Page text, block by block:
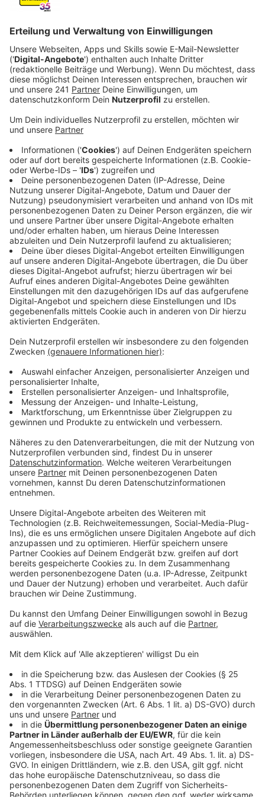
Anzeige
Das Laden von Elektroautos in Deutschland kann eine
Herausforderung sein. Trotz der zunehmenden Anzahl
an Ladestationen gibt es erhebliche Unterschiede bei
den Gebühren, die von 39 Cent bis zu einem Euro pro
Kilowattstunde reichen. Thomas Müther vom ADAC
Tarifsysteme und fordert klare Regelungen von der
Politik.
Anzeige
ADAC: Mehr Transparenz durch Kommunen
und Politik
Anzeige
Der ADAC bemängelt, dass die Tarifsysteme in
Deutschland zu intransparent sind, was viele
Verbraucher von der Elektromobilität abschreckt.
Müther sagt, dass die Politik einheitliche und
verständliche Preismodelle fördern sollte. Auch die
Kommunen sind gefordert, da sie in der Verantwortung
stehen, die öffentliche Ladeinfrastruktur zu
verbessern. Es sei verbraucherfeindlich, wenn man sich
bei örtlichen Anbietern anmelden muss, um Ladesäulen
nutzen zu können.
Anzeige
Preistransparenz und
Infrastrukturverbesserung
Anzeige
Neben der flächendeckenden Verfügbarkeit von
Ladestationen müssen alle Akteure dafür sorgen, dass
der Ladestrom bezahlbar ist. Nutzer erwarten, dass
das Laden so einfach und transparent ist wie das
Tanken. Der ADAC fordert, dass Ladesäulen mit
gängigen Bezahlsystemen ausgerüstet werden und
angemessene Preise bieten. Die Transparenz bei
Spritpreisen sollte auch für Strompreise an
Ladesäulen gelten.
Anzeige